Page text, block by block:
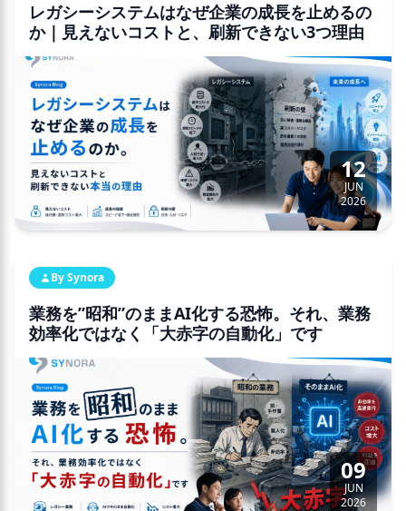
レガシーシステムはなぜ企業の成長を止めるの
か｜見えないコストと、刷新できない3つ理由
12
JUN
2026
By Synora
業務を”昭和”のままAI化する恐怖。それ、業務
効率化ではなく「大赤字の自動化」です
09
JUN
2026